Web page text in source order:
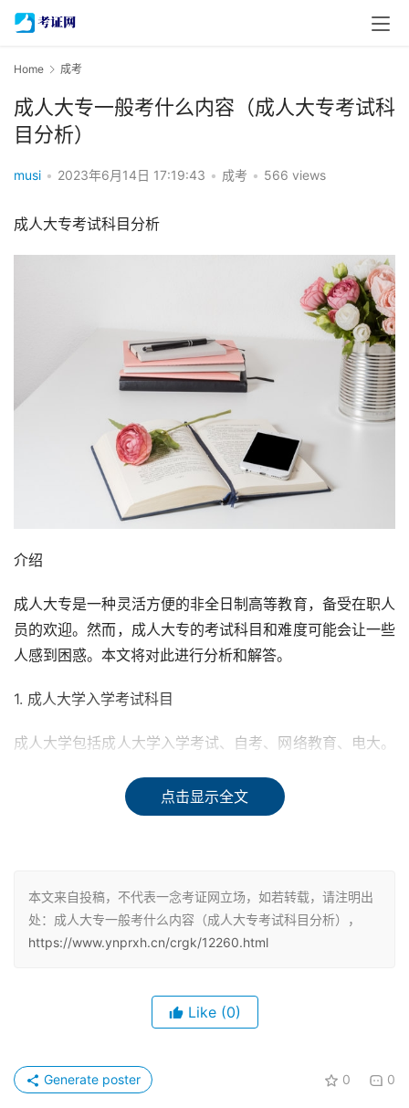
Home 成考
成人大专一般考什么内容（成人大专考试科
目分析）
musi • 2023年6月14日 17:19:43 • 成考 • 566 views
成人大专考试科目分析
介绍
成人大专是一种灵活方便的非全日制高等教育，备受在职人
员的欢迎。然而，成人大专的考试科目和难度可能会让一些
人感到困惑。本文将对此进行分析和解答。
1. 成人大学入学考试科目
成人大学包括成人大学入学考试、自考、网络教育、电大。
入学考试科目有3门。一般来说，这三门科目为《中国近现
代史纲要》、《马克思基本原理概论》、《英语二》三门课
2. 成人自考大专考试科目
成人自考大专考试内容分为公共课、基础课、专业课、换考
适合自己的学习方式和考试科目。
成人高考包括高起专(起点高中学历读大专)和专科考试，考
点击显示全文
本文来自投稿，不代表一念考证网立场，如若转载，请注明出
处：成人大专一般考什么内容（成人大专考试科目分析），
https://www.ynprxh.cn/crgk/12260.html
Like (0)
0 0
Generate poster